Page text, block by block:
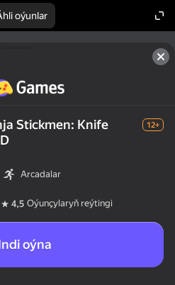
oýunlar
Stickmen: Knife
12+
Arcadalar
4,5 Oýunçylaryň reýtingi
oýna